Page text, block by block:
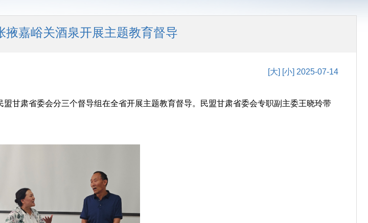
掖嘉峪关酒泉开展主题教育督导
[大] [小] 2025-07-14
甘肃省委会分三个督导组在全省开展主题教育督导。民盟甘肃省委会专职副主委王晓玲带